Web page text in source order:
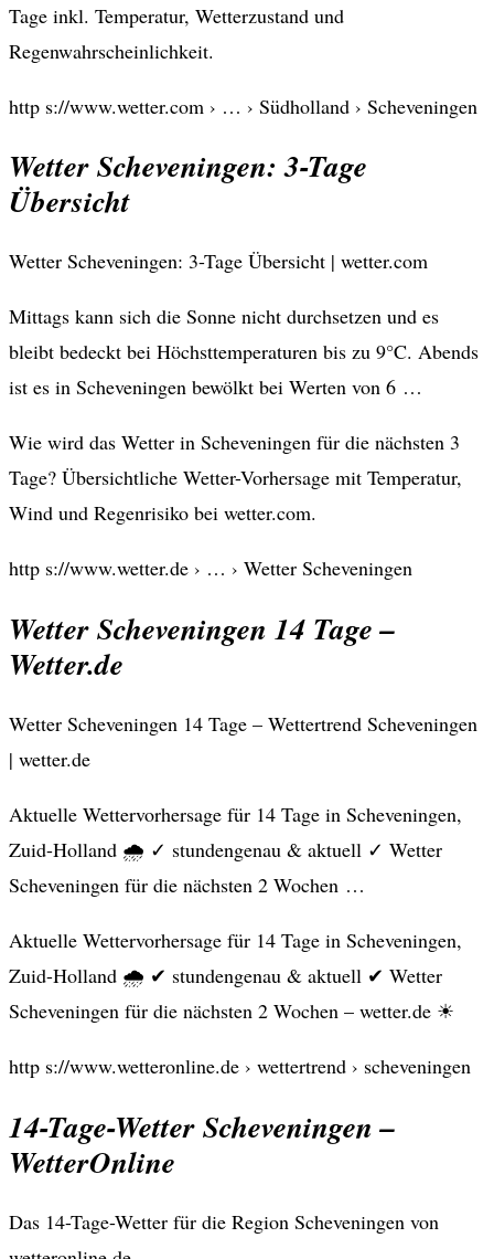
Tage inkl. Temperatur, Wetterzustand und
Regenwahrscheinlichkeit.
http s://www.wetter.com › … › Südholland › Scheveningen
Wetter Scheveningen: 3-Tage
Übersicht
Wetter Scheveningen: 3-Tage Übersicht | wetter.com
Mittags kann sich die Sonne nicht durchsetzen und es
bleibt bedeckt bei Höchsttemperaturen bis zu 9°C. Abends
ist es in Scheveningen bewölkt bei Werten von 6 …
Wie wird das Wetter in Scheveningen für die nächsten 3
Tage? Übersichtliche Wetter-Vorhersage mit Temperatur,
Wind und Regenrisiko bei wetter.com.
http s://www.wetter.de › … › Wetter Scheveningen
Wetter Scheveningen 14 Tage –
Wetter.de
Wetter Scheveningen 14 Tage – Wettertrend Scheveningen
| wetter.de
Aktuelle Wettervorhersage für 14 Tage in Scheveningen,
Zuid-Holland 🌧️ ✓ stundengenau & aktuell ✓ Wetter
Scheveningen für die nächsten 2 Wochen …
Aktuelle Wettervorhersage für 14 Tage in Scheveningen,
Zuid-Holland 🌧️ ✔ stundengenau & aktuell ✔ Wetter
Scheveningen für die nächsten 2 Wochen – wetter.de ☀
http s://www.wetteronline.de › wettertrend › scheveningen
14-Tage-Wetter Scheveningen –
WetterOnline
Das 14-Tage-Wetter für die Region Scheveningen von